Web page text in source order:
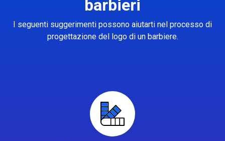
barbieri
I seguenti suggerimenti possono aiutarti nel processo di
progettazione del logo di un barbiere.